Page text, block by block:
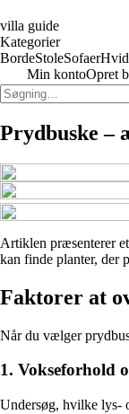
villa guide
Kategorier
BordeStoleSofaer
Min kontoOpret
Prydbuske –
Artiklen præsenterer
kan finde planter, der
Faktorer at
Når du vælger
1. Vokseforhold
Undersøg, hvilke lys-